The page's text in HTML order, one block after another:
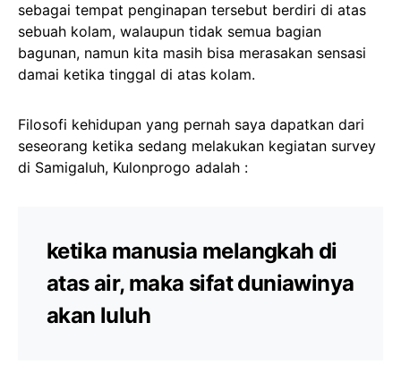
sebagai tempat penginapan tersebut berdiri di atas
sebuah kolam, walaupun tidak semua bagian
bagunan, namun kita masih bisa merasakan sensasi
damai ketika tinggal di atas kolam.
Filosofi kehidupan yang pernah saya dapatkan dari
seseorang ketika sedang melakukan kegiatan survey
di Samigaluh, Kulonprogo adalah :
ketika manusia melangkah di
atas air, maka sifat duniawinya
akan luluh